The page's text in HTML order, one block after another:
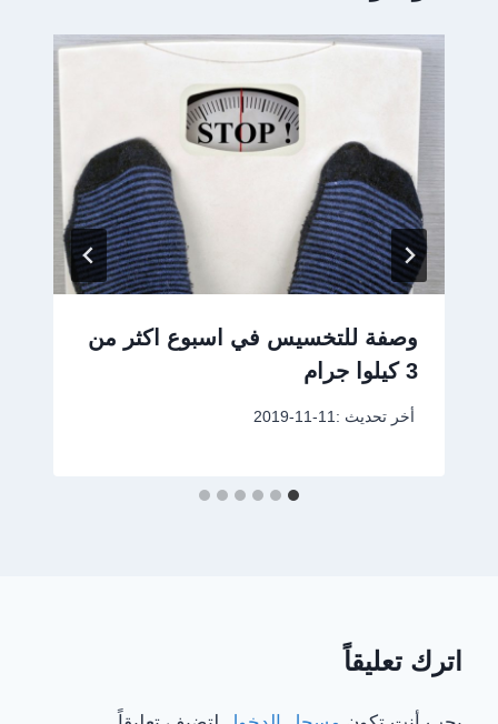
وصفة للتخسيس في اسبوع اكثر من
3 كيلوا جرام
أخر تحديث :2019-11-11
اترك تعليقاً